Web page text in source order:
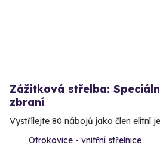
Zážitková střelba:
zbraní
Vystřílejte 80 nábojů jako člen elitní
Otrokovice - vnitřní střelnice